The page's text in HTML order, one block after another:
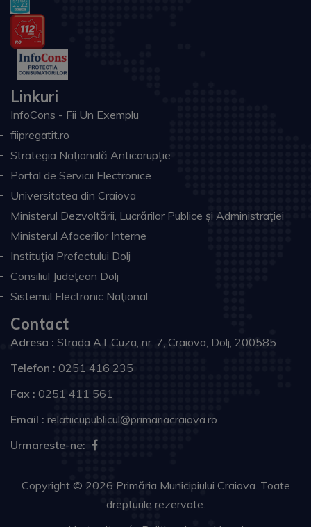
Linkuri
InfoCons - Fii Un Exemplu
fiipregatit.ro
Strategia Națională Anticorupție
Portal de Servicii Electronice
Universitatea din Craiova
Ministerul Dezvoltării, Lucrărilor Publice și Administrației
Ministerul Afacerilor Interne
Instituţia Prefectului Dolj
Consiliul Judeţean Dolj
Sistemul Electronic Naţional
Contact
Adresa : Strada A.I. Cuza, nr. 7, Craiova, Dolj, 200585
Telefon : 0251 416 235
Fax : 0251 411 561
Email : relatiicupublicul@primariacraiova.ro
Urmareste-ne:
Copyright © 2026 Primăria Municipiului Craiova. Toate
drepturile rezervate.